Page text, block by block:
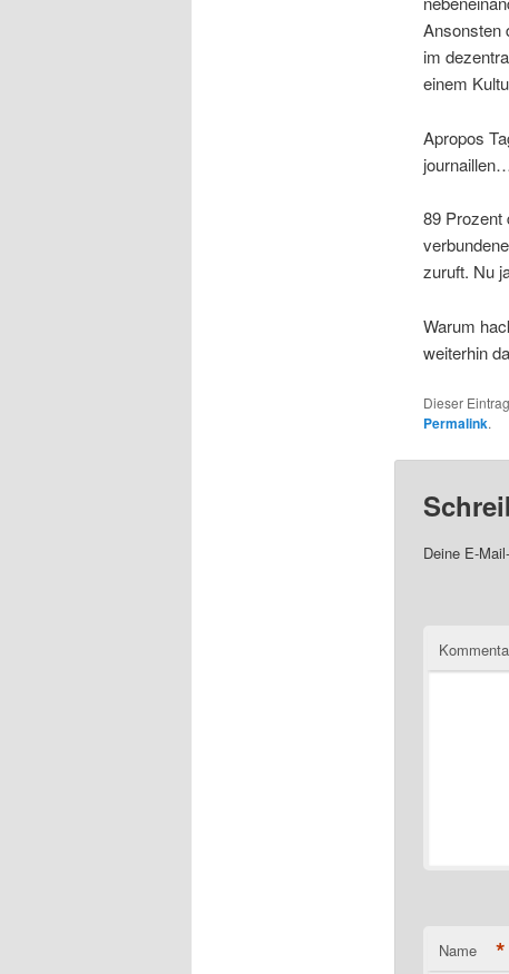
Ansonsten
im
einem
Apropos
89 Prozent
zuruft. Nu
Warum
weiterhin
Dieser
Permalink.
Deine E-
Name *